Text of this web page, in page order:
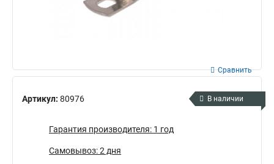
Артикул: 80976
Сравнить
В наличии
Гарантия производителя: 1 год
Самовывоз: 2 дня